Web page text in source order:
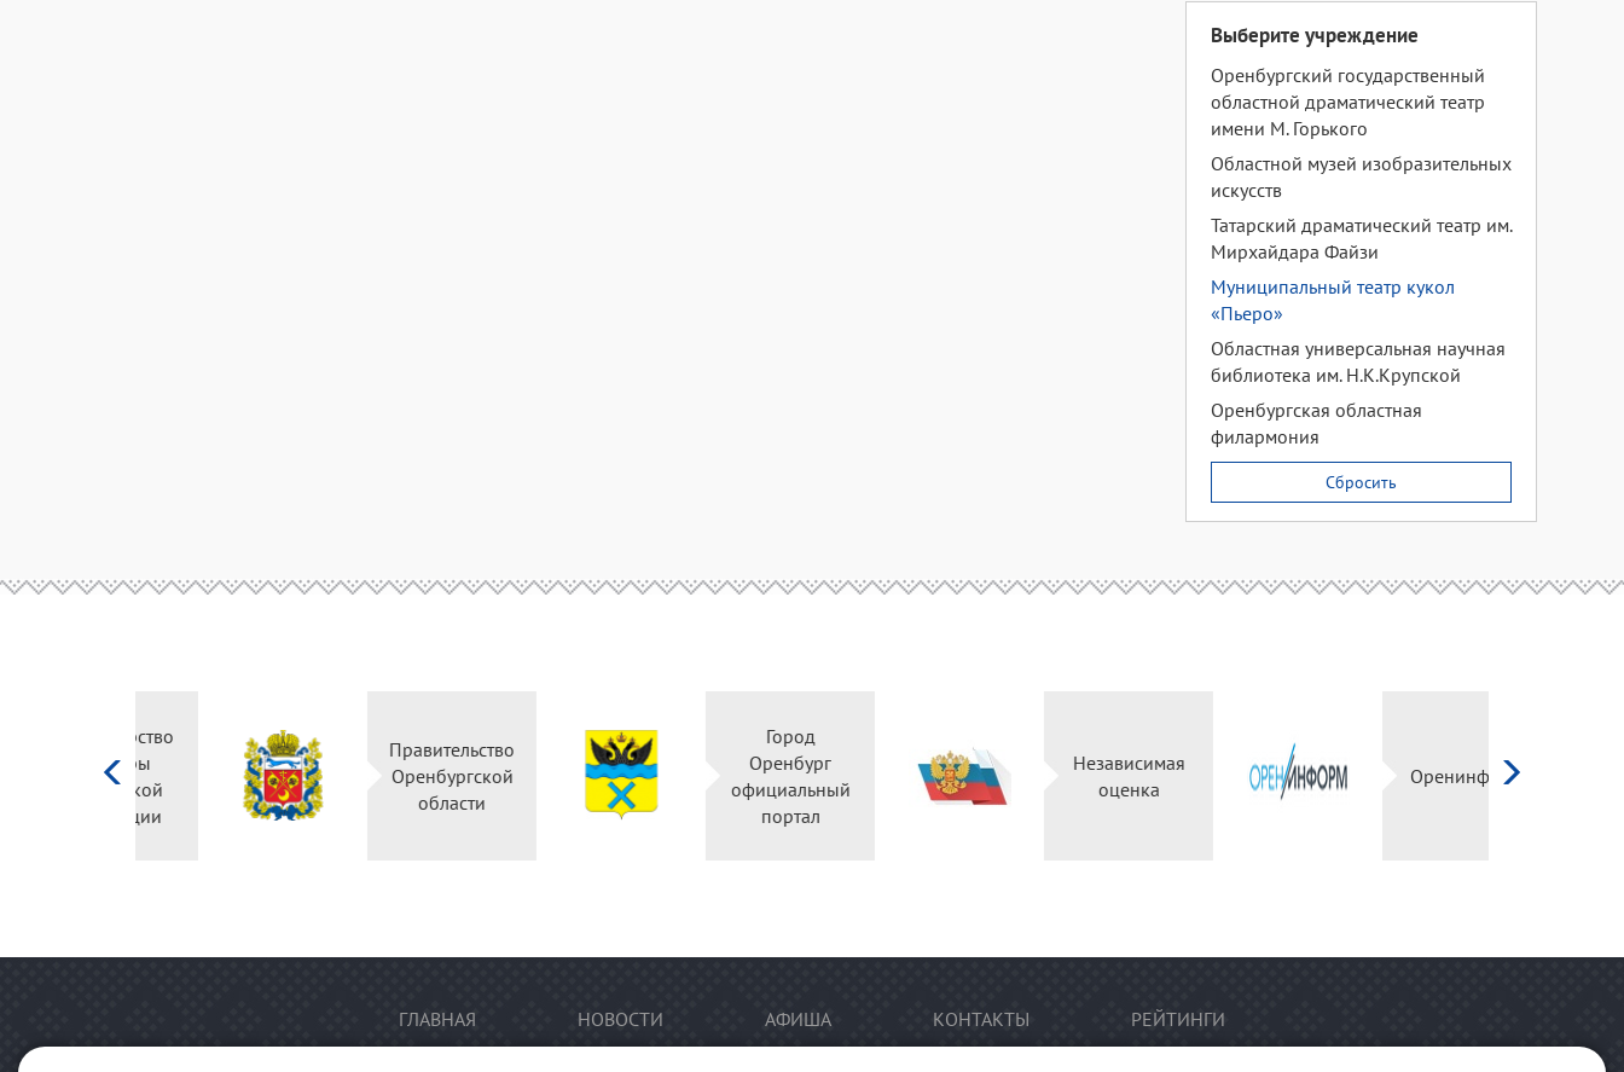
Выберите учреждение
Оренбургский государственный
областной драматический театр
имени М. Горького
Областной музей изобразительных
искусств
Татарский драматический театр им.
Мирхайдара Файзи
Муниципальный театр кукол
«Пьеро»
Областная универсальная научная
библиотека им. Н.К.Крупской
Оренбургская областная
филармония
Сбросить
Министерство
культуры
Российской
федерации
Правительство
Оренбургской
области
Оренбург
официальный
Независимая
оценка
ГЛАВНАЯ НОВОСТИ АФИША КОНТАКТЫ РЕЙТИНГИ